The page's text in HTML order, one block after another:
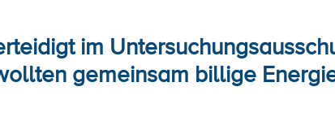
im
gemeinsam billige